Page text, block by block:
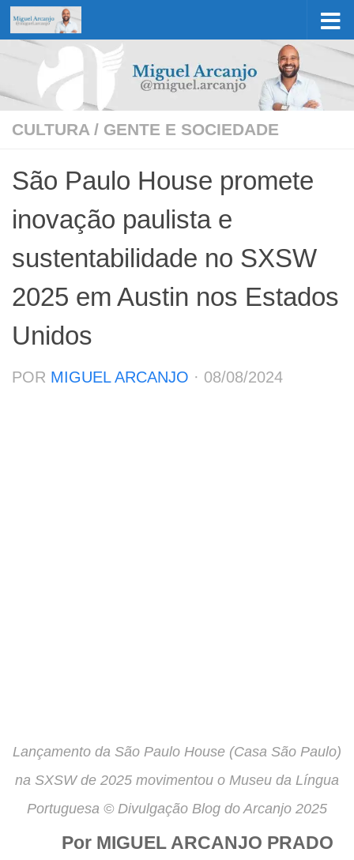
Skip to content
CULTURA / GENTE E SOCIEDADE
São Paulo House promete
inovação paulista e
sustentabilidade no SXSW
2025 em Austin nos Estados
Unidos
POR MIGUEL ARCANJO · 08/08/2024
Lançamento da São Paulo House (Casa São Paulo)
na SXSW de 2025 movimentou o Museu da Língua
Portuguesa © Divulgação Blog do Arcanjo 2025
Por MIGUEL ARCANJO PRADO